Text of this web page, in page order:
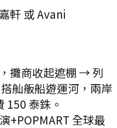
軒 或 Avani
攤商收起遮棚 → 列
舢舨船遊運河，兩岸
泰銖。
+POPMART 全球最